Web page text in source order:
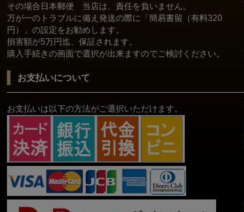
その場合日本郵便 当店は、責任を負いません。
万が一のトラブルに備え発送の際に「簡易書留（有料320
円）」の設定をお勧めします。
損害額が5万円迄、保証されます。
購入手続きの画面で選択が出来ますのでご検討ください。
お支払いについて
お支払いは以下の方法がご選択いただけます。